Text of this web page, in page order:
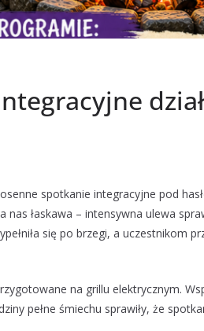
spotkanie integracyjne pod
nas łaskawa – intensywna ulewa
się po brzegi, a uczestnikom
na grillu elektrycznym.
pełne śmiechu sprawiły, że